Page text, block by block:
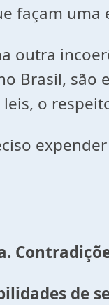
façam
outra
Brasil,
o
de